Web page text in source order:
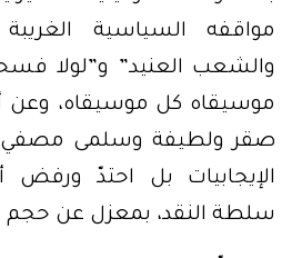
مواقفه السياسية
والشعب العنيد” و”لولا
موسيقاه كل موسيقاه، وعن
صقر ولطيفة وسلمى
الإيجابيات بل احتدّ ورفض
سلطة النقد، بمعزل عن حجم